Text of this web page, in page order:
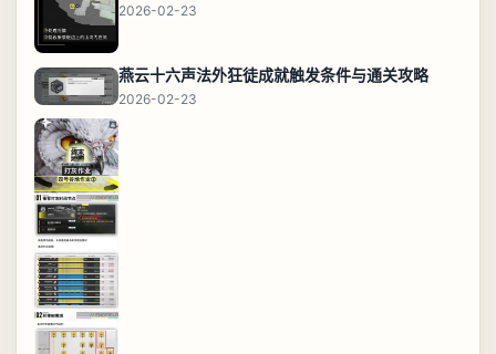
2026-02-23
燕云十六声法外狂徒成就触发条件与通关攻略
2026-02-23